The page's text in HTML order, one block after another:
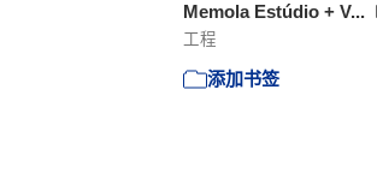
Memola Estúdio + V...
工程
添加书签